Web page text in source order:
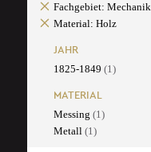
Fachgebiet: Mechanik
Material: Holz
JAHR
1825-1849 (1)
MATERIAL
Messing (1)
Metall (1)